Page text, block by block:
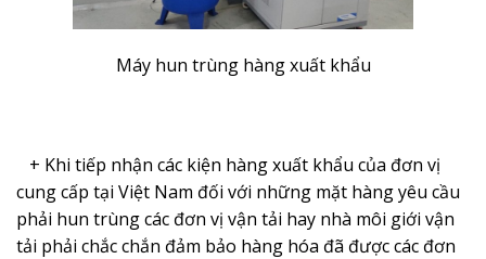
Máy hun trùng hàng xuất khẩu
+ Khi tiếp nhận các kiện hàng xuất khẩu của đơn vị
cung cấp tại Việt Nam đối với những mặt hàng yêu cầu
phải hun trùng các đơn vị vận tải hay nhà môi giới vận
tải phải chắc chắn đảm bảo hàng hóa đã được các đơn